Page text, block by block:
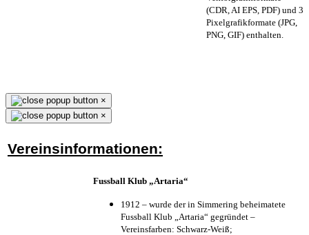
(CDR, AI EPS, PDF) und 3
Pixelgrafikformate (JPG,
PNG, GIF) enthalten.
×
×
Vereinsinformationen:
Fussball Klub „Artaria“
1912 – wurde der in Simmering beheimatete
Fussball Klub „Artaria“ gegründet –
Vereinsfarben: Schwarz-Weiß;